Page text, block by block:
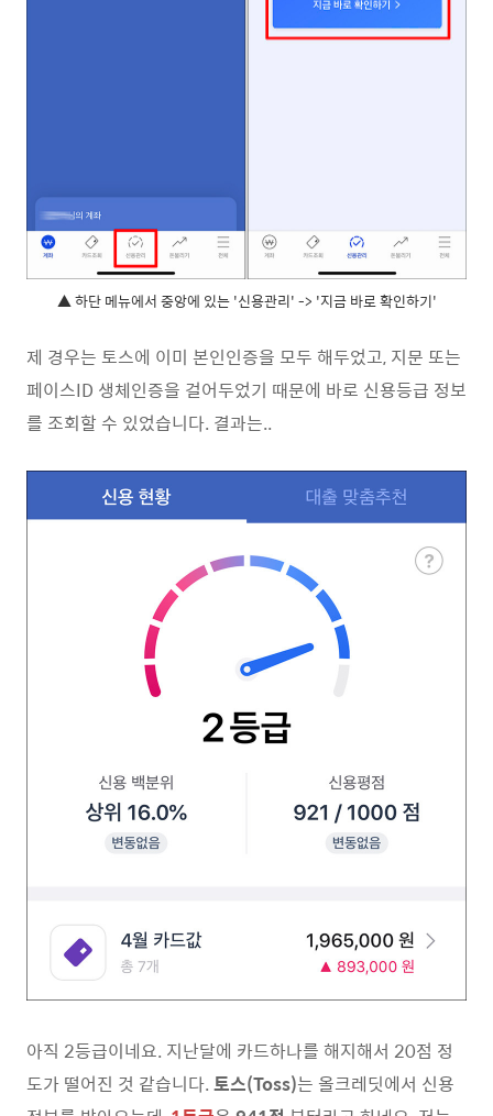
▲ 하단 메뉴에서 중앙에 있는 '신용관리' -> '지금 바로 확인하기'
제 경우는 토스에 이미 본인인증을 모두 해두었고, 지문 또는
페이스ID 생체인증을 걸어두었기 때문에 바로 신용등급 정보
를 조회할 수 있었습니다. 결과는..
아직 2등급이네요. 지난달에 카드하나를 해지해서 20점 정
도가 떨어진 것 같습니다. 토스(Toss)는 올크레딧에서 신용